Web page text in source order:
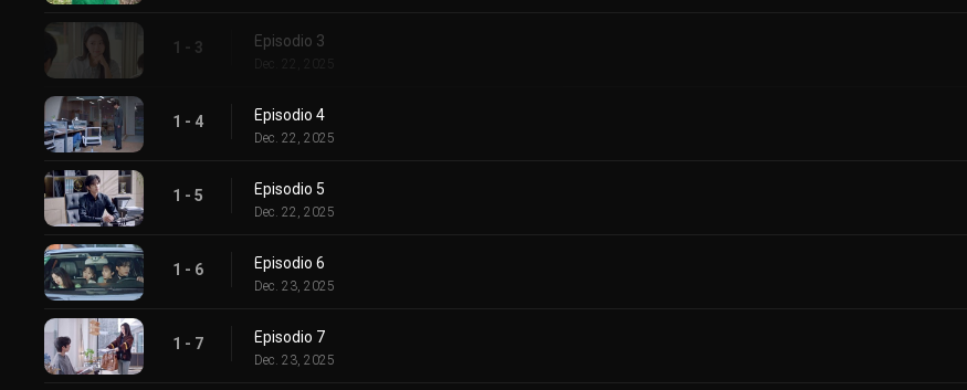
1 - 3 Episodio 3
Dec. 22, 2025
1 - 4 Episodio 4
Dec. 22, 2025
1 - 5 Episodio 5
Dec. 22, 2025
1 - 6 Episodio 6
Dec. 23, 2025
1 - 7 Episodio 7
Dec. 23, 2025